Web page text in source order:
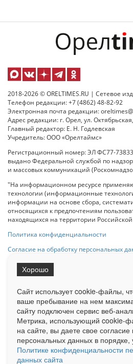
2018-2026 © ORELTIMES.RU | Сетевое
Телефон редакции: +7 (4862) 48-82-92
Электронная почта редакции:
Адрес редакции: г. Орел, ул.
Главный редактор: Е. Н. Годлевская
Учредитель: ООО «Орелтаймс»
Регистрационный номер: ЭЛ ФС77-73833
выдано Федеральной службой по
и массовых коммуникаций
"На информационном ресурсе
технологии (информационные
информации на основе сбора,
относящихся к предпочтениям
находящихся на территории
Политика конфиденциальности
Согласие на обработку персональных
При использовании любого материала с
на Сетевое издание «ОрелТаймс»
Ограниченная статистика
Liveinternet.ru . Подробная статистика
у менеджера.
Реклама Документы
Сайт использует cookie-файлы,
ваше пребывание на нем
cайту подключен сервис веб-
Метрика, использующий cookie-
на сайте, вы даете свое согласие
персональных данных в порядке,
Политике конфиденциальности
данных сайта
Хорошо